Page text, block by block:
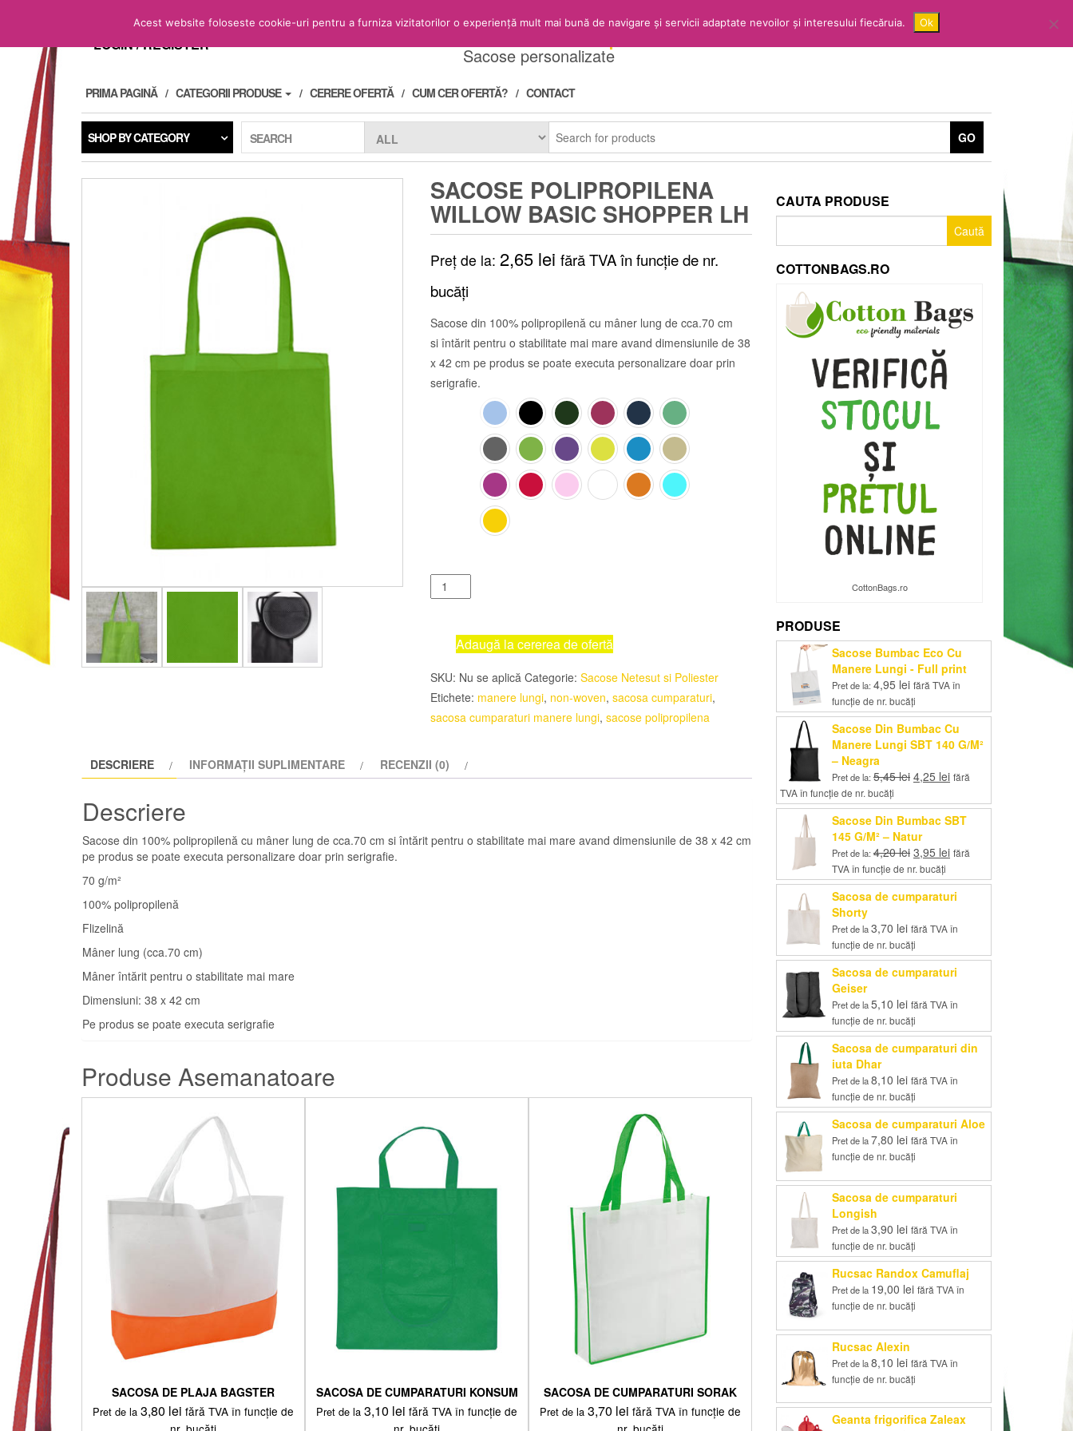
Sacose.Shop
Sacose personalizate
LOGIN / REGISTER
PRIMA PAGINĂ CATEGORII PRODUSE CERERE OFERTĂ CUM CER OFERTĂ? CONTACT
SHOP BY CATEGORY SEARCH GO
SACOSE POLIPROPILENA
WILLOW BASIC SHOPPER LH
Preț de la: 2,65 lei fără TVA în funcție de nr.
bucăți
Sacose din 100% polipropilenă cu mâner lung de cca.70 cm
si întărit pentru o stabilitate mai mare avand dimensiunile de 38
x 42 cm pe produs se poate executa personalizare doar prin
serigrafie.
Cantitate
Sacose
Willow
Shopper
LH
Adaugă la cererea de ofertă
SKU: Nu se aplică Categorie: Sacose Netesut si Poliester
Etichete: manere lungi, non-woven, sacosa cumparaturi,
sacosa cumparaturi manere lungi, sacose polipropilena
DESCRIERE INFORMAȚII SUPLIMENTARE RECENZII (0)
Descriere
Sacose din 100% polipropilenă cu mâner lung de cca.70 cm si întărit pentru o stabilitate mai mare avand dimensiunile de 38 x 42 cm
pe produs se poate executa personalizare doar prin serigrafie.
70 g/m²
100% polipropilenă
Flizelină
Mâner lung (cca.70 cm)
Mâner întărit pentru o stabilitate mai mare
Dimensiuni: 38 x 42 cm
Pe produs se poate executa serigrafie
Produse Asemanatoare
SACOSA DE PLAJA BAGSTER
Pret de la 3,80 lei fără TVA în funcție de
SACOSA DE CUMPARATURI KONSUM
Pret de la 3,10 lei fără TVA în funcție de
SACOSA DE CUMPARATURI SORAK
Pret de la 3,70 lei fără TVA în funcție de
CAUTA PRODUSE
COTTONBAGS.RO
CottonBags.ro
PRODUSE
Sacose Bumbac Eco Cu
Manere Lungi - Full print
Pret de la: 4,95 lei fără TVA în
funcție de nr. bucăți
Sacose Din Bumbac Cu
Manere Lungi SBT 140 G/M²
– Neagra
Pret de la: 5,45lei Prețul
a
fost:
5,45 lei.
4,25 leiPrețul
este:
4,25 lei.
fără
TVA în funcție de nr. bucăți
Sacose Din Bumbac SBT
145 G/M² – Natur
Pret de la: 4,20lei Prețul
inițial
a
fost:
3,95 leiPrețul
este:
3,95 lei.
fără
TVA în funcție de nr. bucăți
Sacosa de cumparaturi
Shorty
Pret de la3,70 lei fără TVA în
funcție de nr. bucăți
Sacosa de cumparaturi
Geiser
Pret de la5,10 lei fără TVA în
funcție de nr. bucăți
Sacosa de cumparaturi din
iuta Dhar
Pret de la8,10 lei fără TVA în
funcție de nr. bucăți
Sacosa de cumparaturi Aloe
Pret de la7,80 lei fără TVA în
funcție de nr. bucăți
Sacosa de cumparaturi
Longish
Pret de la3,90 lei fără TVA în
funcție de nr. bucăți
Rucsac Randox Camuflaj
Pret de la 19,00 lei fără TVA în
funcție de nr. bucăți
Rucsac Alexin
Pret de la8,10 lei fără TVA în
funcție de nr. bucăți
Geanta frigorifica Zaleax
Acest website foloseste cookie-uri pentru a furniza vizitatorilor o experiență mult mai bună de navigare și servicii adaptate nevoilor și interesului fiecăruia. Ok